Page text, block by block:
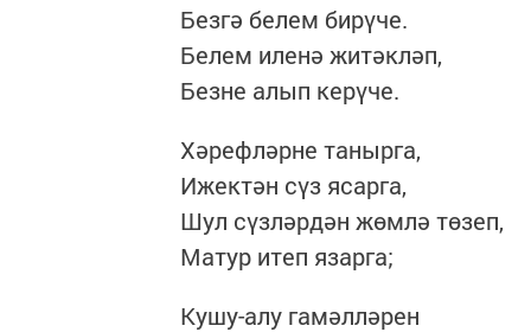
Безгә белем бирүче.
Белем иленә житәкләп,
Безне алып керүче.
Хәрефләрне танырга,
Ижектән сүз ясарга,
Шул сүзләрдән жөмлә төзеп,
Матур итеп язарга;
Кушу-алу гамәлләрен